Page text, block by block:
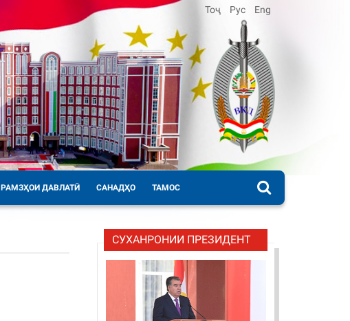
Тоҷ Рус Eng
РАМЗҲОИ ДАВЛАТӢ САНАДҲО ТАМОС
СУХАНРОНИИ ПРЕЗИДЕНТ